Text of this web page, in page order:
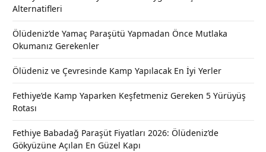
Alternatifleri
Ölüdeniz’de Yamaç Paraşütü Yapmadan Önce Mutlaka
Okumanız Gerekenler
Ölüdeniz ve Çevresinde Kamp Yapılacak En İyi Yerler
Fethiye’de Kamp Yaparken Keşfetmeniz Gereken 5 Yürüyüş
Rotası
Fethiye Babadağ Paraşüt Fiyatları 2026: Ölüdeniz’de
Gökyüzüne Açılan En Güzel Kapı